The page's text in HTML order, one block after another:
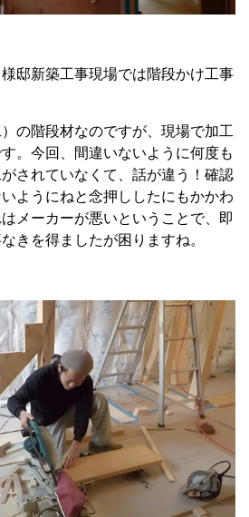
邸新築工事現場では階段かけ工事
の階段材なのですが、現場で加工
。今回、間違いないように何度も
されていなくて、話が違う！確認
ようにねと念押ししたにもかかわ
メーカーが悪いということで、即
きを得ましたが困りますね。